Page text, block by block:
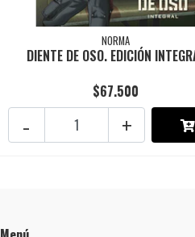
NORMA
DIENTE DE OSO. EDICIÓN
$67.500
+
-